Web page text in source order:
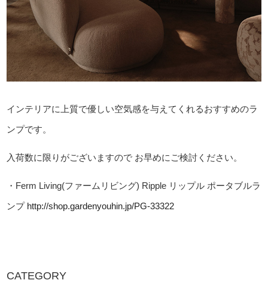
インテリアに上質で優しい空気感を与えてくれるおすすめのラ
ンプです。
入荷数に限りがございますので お早めにご検討ください。
・Ferm Living(ファームリビング) Ripple リップル ポータブルラ
ンプ http://shop.gardenyouhin.jp/PG-33322
CATEGORY